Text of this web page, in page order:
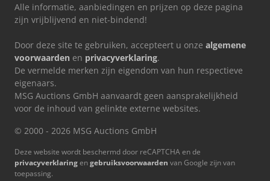
Alle informatie, aanbiedingen en prijzen op deze pagina
zijn vrijblijvend en niet-bindend!
Door deze site te gebruiken, accepteert u onze algemene
voorwaarden en privacyverklaring.
De vermelde merken zijn eigendom van hun respectieve
eigenaars.
MSG Auctions GmbH aanvaardt geen aansprakelijkheid
voor de inhoud van gelinkte externe websites.
© 2000 - 2026 MSG Auctions GmbH
Deze website wordt beschermd door reCAPTCHA en de
privacyverklaringengebruiksvoorwaarden van Google zijn van
toepassing.